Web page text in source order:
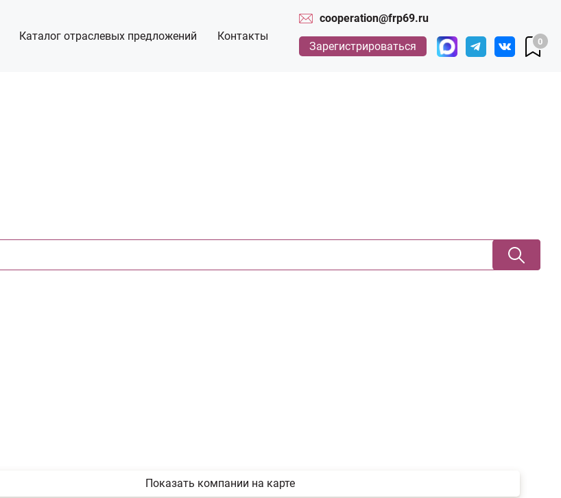
Каталог отраслевых предложений Контакты
cooperation@frp69.ru
Зарегистрироваться 0
Показать компании на карте